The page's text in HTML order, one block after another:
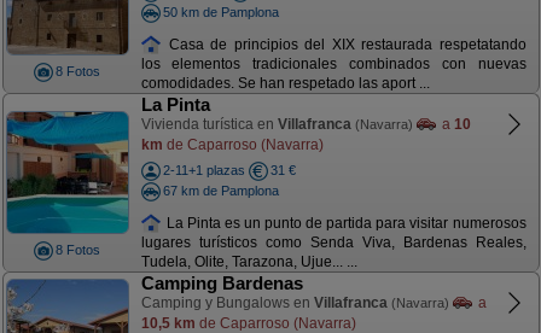
8 Fotos
50 km de Pamplona
Casa de principios del XIX restaurada respetatando
los elementos tradicionales combinados con nuevas
comodidades. Se han respetado las aport ...
8 Fotos
La Pinta
Vivienda turística en Villafranca (Navarra) a 10
km de Caparroso (Navarra)
2-11+1 plazas
31 €
67 km de Pamplona
La Pinta es un punto de partida para visitar numerosos
lugares turísticos como Senda Viva, Bardenas Reales,
Tudela, Olite, Tarazona, Ujue... ...
Camping Bardenas
Camping y Bungalows en Villafranca (Navarra)
a
10,5 km de Caparroso (Navarra)